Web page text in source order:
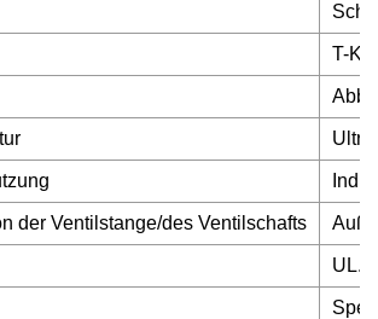
T-
der Ventilstange/des Ventilschafts
UL.